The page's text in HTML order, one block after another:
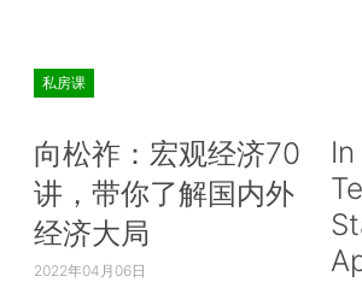
私房课
向松祚：宏观经济70
讲，带你了解国内外
经济大局
2022年04月06日